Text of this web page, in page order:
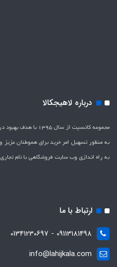
درباره لاهیجکالا
مجموعه کانسپت از
به منظور تسهیل امر خرید برای هموطنان عزیز و
به راه اندازی وب سایت فروشگاهی با نام
ارتباط با ما
09113181498 - 01341230697
info@lahijkala.com